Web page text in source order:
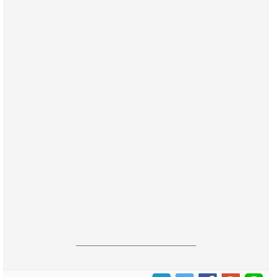
------------------------------------------------------------------